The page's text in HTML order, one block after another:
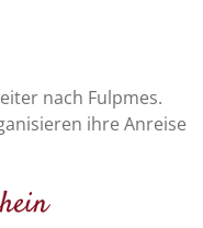
nach Fulpmes.
ihre Anreise